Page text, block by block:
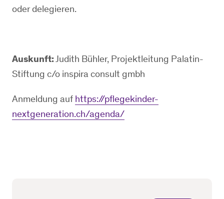
oder delegieren.
Auskunft:Judith Bühler, Projektleitung Palatin-
Stiftung c/o inspira consult gmbh
Anmeldung auf https://pflegekinder-
nextgeneration.ch/agenda/